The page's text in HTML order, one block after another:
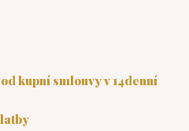
kupní smlouvy v 14denní